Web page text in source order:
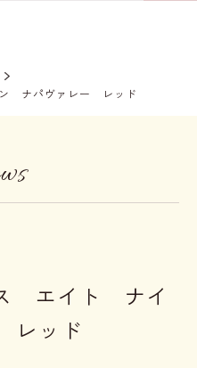
ナパヴァレー レッド
エイト ナイ
ッド